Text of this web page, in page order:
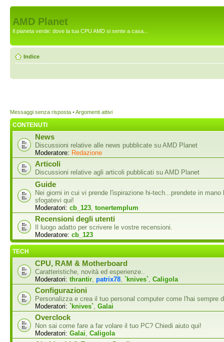
AMD Planet
Il pianeta verde: dove la tua CPU AMD si sente a casa...
Indice
Messaggi senza risposta •Argomenti attivi
CONTENUTI
News
Discussioni relative alle news pubblicate su AMD Planet
Moderatore: Redazione
Articoli
Discussioni relative agli articoli pubblicati su AMD Planet
Guide
Nei giorni in cui vi prende l'ispirazione hi-tech...prendete in mano
sfogatevi qui!
Moderatori: cb_123, tonertemplum
Recensioni degli utenti
Il luogo adatto per scrivere le vostre recensioni.
Moderatore: cb_123
TECH
CPU, RAM & Motherboard
Caratteristiche, novità ed esperienze..
Moderatori: thrantir, patrix78, `knives`, Caligola
Configurazioni
Personalizza e crea il tuo personal computer come l'hai sempre
Moderatori: `knives`, Galai
Overclock
Non sai come fare a far volare il tuo PC? Chiedi aiuto qui!
Moderatori: Galai, Caligola